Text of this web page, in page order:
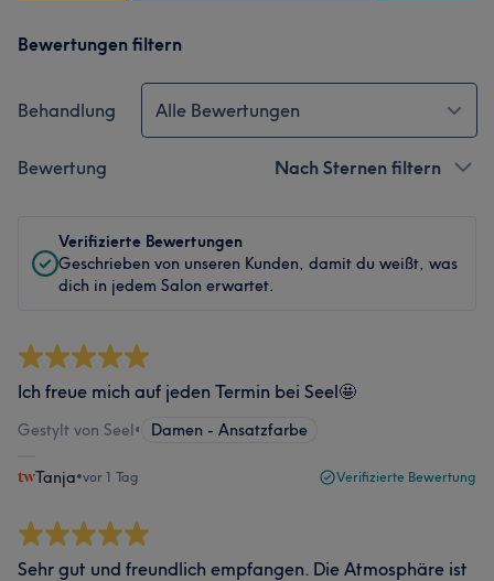
Bewertungen filtern
Behandlung Alle Bewertungen
Bewertung Nach Sternen filtern
Verifizierte Bewertungen
Geschrieben von unseren Kunden, damit du weißt, was
dich in jedem Salon erwartet.
Ich freue mich auf jeden Termin bei Seel🤩
Gestylt von Seel• Damen - Ansatzfarbe
Tanja•vor 1 Tag Verifizierte Bewertung
Sehr gut und freundlich empfangen. Die Atmosphäre ist